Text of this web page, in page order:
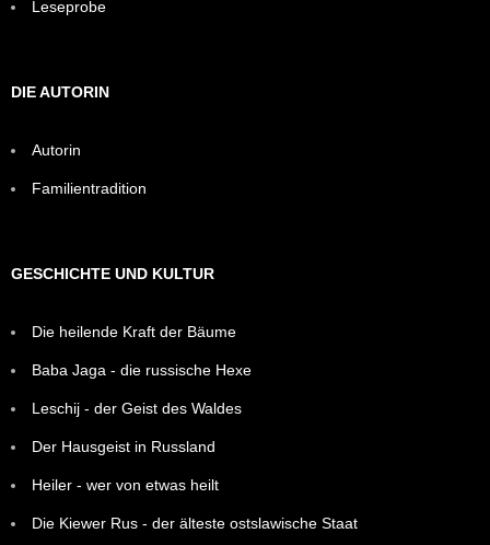
Leseprobe
DIE AUTORIN
Autorin
Familientradition
GESCHICHTE UND KULTUR
Die heilende Kraft der Bäume
Baba Jaga - die russische Hexe
Leschij - der Geist des Waldes
Der Hausgeist in Russland
Heiler - wer von etwas heilt
Die Kiewer Rus - der älteste ostslawische Staat